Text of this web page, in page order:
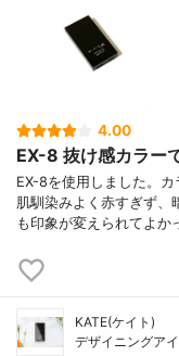
4.00
EX-8 抜け感カラー
EX-8を使用しました。
肌馴染みよく赤すぎず、
も印象が変えられてよか
KATE(ケイト)
デザイニングア